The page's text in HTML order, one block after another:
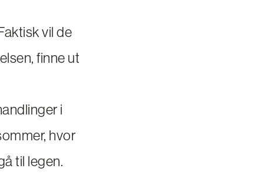
vil de
finne ut
i
hvor
til legen.